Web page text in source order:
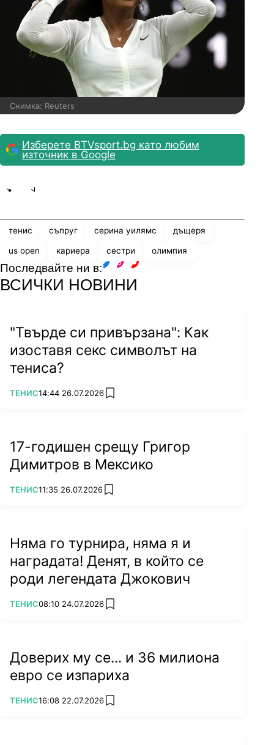
Снимка: Reuters
Изберете BTVsport.bg като любим
източник в Google
тенис съпруг серина уилямс дъщеря
us open кариера сестри олимпия
Последвайте ни в:
ВСИЧКИ НОВИНИ
"Твърде си привързана": Как
изоставя секс символът на
тениса?
ПОВЕЧЕ ОТ
ТЕНИС14:44 26.07.2026 add favorites
17-годишен срещу Григор
Димитров в Мексико
ПОВЕЧЕ ОТ
ТЕНИС11:35 26.07.2026 add favorites
Няма го турнира, няма я и
наградата! Денят, в който се
роди легендата Джокович
ПОВЕЧЕ ОТ
ТЕНИС08:10 24.07.2026 add favorites
Доверих му се... и 36 милиона
евро се изпариха
ПОВЕЧЕ ОТ
ТЕНИС16:08 22.07.2026 add favorites